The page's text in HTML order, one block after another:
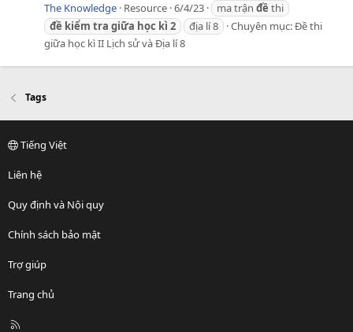
The Knowledge Resource 6/4/23 ma trận đề thi
đề kiểm tra giữa học kì 2 địa lí 8 Chuyên mục:Đề thi
giữa học kì II Lịch sử và Địa lí 8
Tags
Tiếng Việt
Liên hệ
Quy định và Nội quy
Chính sách bảo mật
Trợ giúp
Trang chủ
R